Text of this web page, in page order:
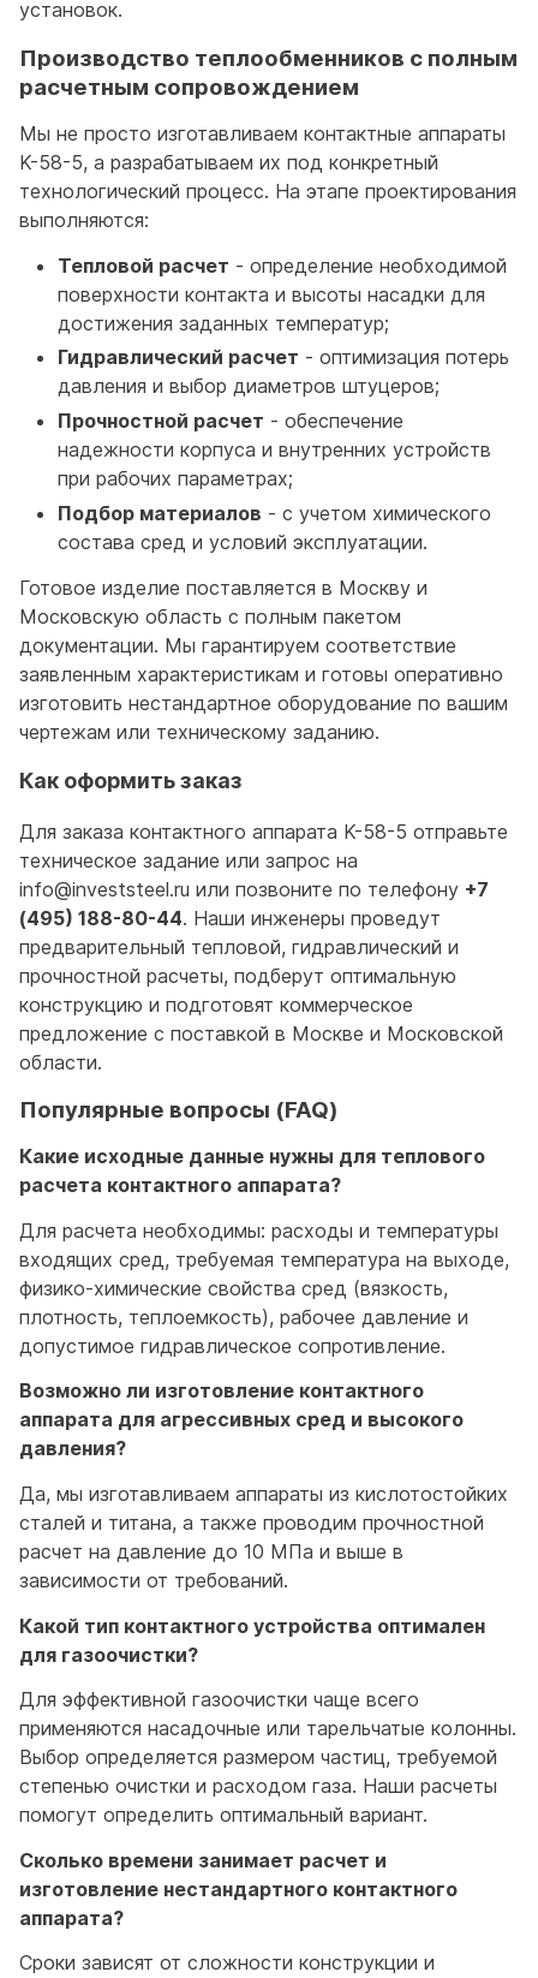
установок.
Производство теплообменников с полным
расчетным сопровождением
Мы не просто изготавливаем контактные аппараты
K-58-5, а разрабатываем их под конкретный
технологический процесс. На этапе проектирования
выполняются:
Тепловой расчет - определение необходимой
поверхности контакта и высоты насадки для
достижения заданных температур;
Гидравлический расчет - оптимизация потерь
давления и выбор диаметров штуцеров;
Прочностной расчет - обеспечение
надежности корпуса и внутренних устройств
при рабочих параметрах;
Подбор материалов - с учетом химического
состава сред и условий эксплуатации.
Готовое изделие поставляется в Москву и
Московскую область с полным пакетом
документации. Мы гарантируем соответствие
заявленным характеристикам и готовы оперативно
изготовить нестандартное оборудование по вашим
чертежам или техническому заданию.
Как оформить заказ
Для заказа контактного аппарата K-58-5 отправьте
техническое задание или запрос на
info@investsteel.ru или позвоните по телефону +7
(495) 188-80-44. Наши инженеры проведут
предварительный тепловой, гидравлический и
прочностной расчеты, подберут оптимальную
конструкцию и подготовят коммерческое
предложение с поставкой в Москве и Московской
области.
Популярные вопросы (FAQ)
Какие исходные данные нужны для теплового
расчета контактного аппарата?
Для расчета необходимы: расходы и температуры
входящих сред, требуемая температура на выходе,
физико-химические свойства сред (вязкость,
плотность, теплоемкость), рабочее давление и
допустимое гидравлическое сопротивление.
Возможно ли изготовление контактного
аппарата для агрессивных сред и высокого
давления?
Да, мы изготавливаем аппараты из кислотостойких
сталей и титана, а также проводим прочностной
расчет на давление до 10 МПа и выше в
зависимости от требований.
Какой тип контактного устройства оптимален
для газоочистки?
Для эффективной газоочистки чаще всего
применяются насадочные или тарельчатые колонны.
Выбор определяется размером частиц, требуемой
степенью очистки и расходом газа. Наши расчеты
помогут определить оптимальный вариант.
Сколько времени занимает расчет и
изготовление нестандартного контактного
аппарата?
Сроки зависят от сложности конструкции и